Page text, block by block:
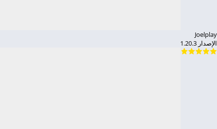
Joelplay
الإصدار 1.20.3